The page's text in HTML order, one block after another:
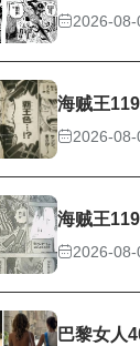
2026-08-
海贼王
2026-08-
海贼王
2026-08-
巴黎女人